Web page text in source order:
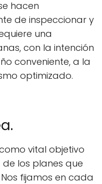
hacen
de inspeccionar y
una
con la intención
conveniente, a la
optimizado.
vital objetivo
los planes que
fijamos en cada